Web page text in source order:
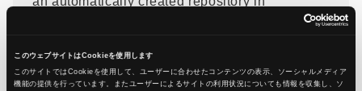
このウェブサイトはCookieを使用します
このサイトではCookieを使用して、ユーザーに合わせたコンテンツの表示、ソーシャルメディア
機能の提供を行っています。またユーザーによるサイトの利用状況についても情報を収集し、ソ
Additionally, this feature supports frequent
syncs with upstream, helping keep the cached